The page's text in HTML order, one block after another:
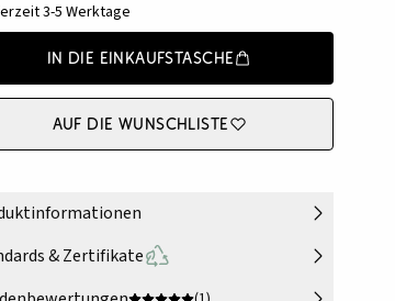
3-5 Werktage
In die Einkaufstasche
Auf die Wunschliste
& Zertifikate